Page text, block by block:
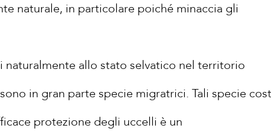
naturale, in particolare poiché minaccia gli
naturalmente allo stato selvatico nel territorio
in gran parte specie migratrici. Tali specie
protezione degli uccelli è un